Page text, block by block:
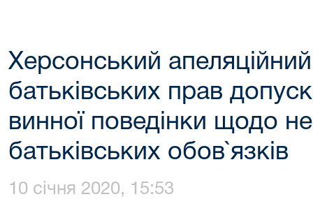
Херсонський
батьківських прав
винної поведінки щодо
батьківських обов`язків
10 січня 2020, 15:53